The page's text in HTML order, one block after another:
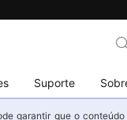
Suporte
garantir que o